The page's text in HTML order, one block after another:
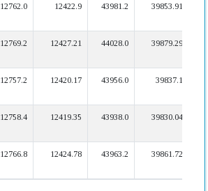
12762.0 12422.9 43981.2 39853.91
12769.2 12427.21 44028.0 39879.29
12757.2 12420.17 43956.0 39837.1
12758.4 12419.35 43938.0 39830.04
12766.8 12424.78 43963.2 39861.72